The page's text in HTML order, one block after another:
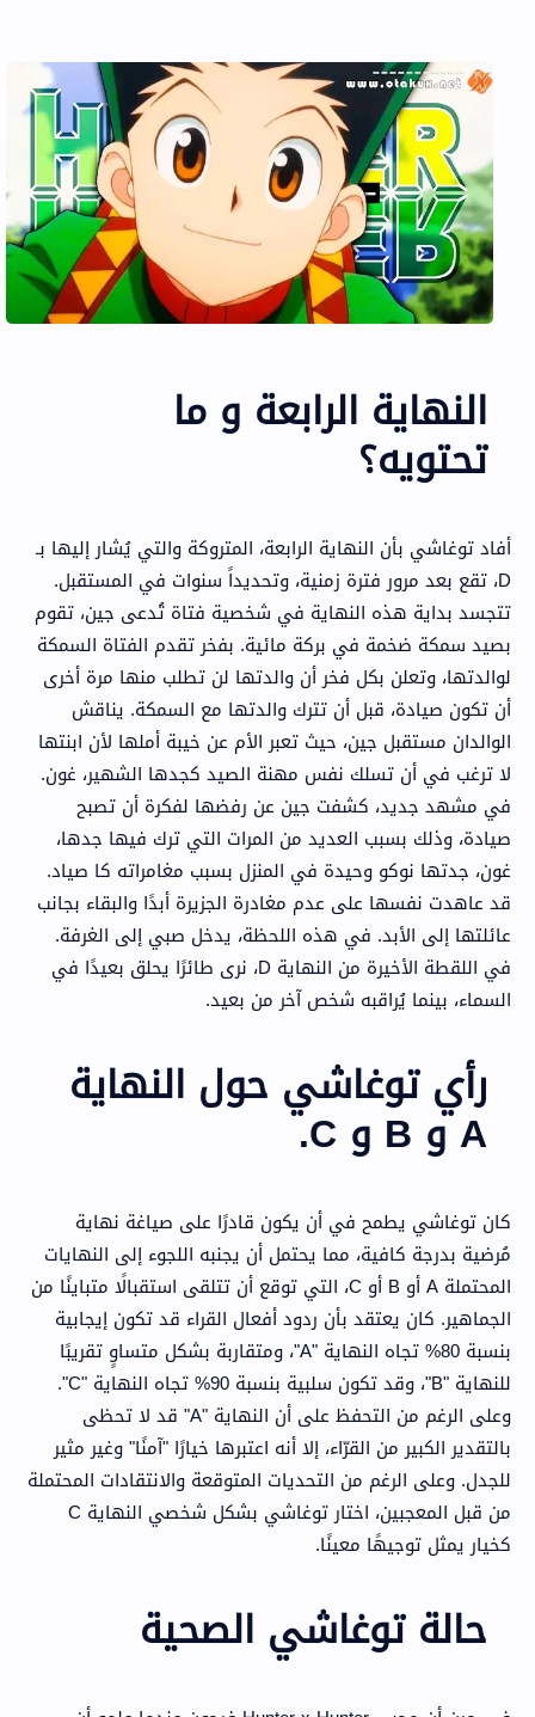
النهاية الرابعة و ما
تحتويه؟
أفاد توغاشي بأن النهاية الرابعة، المتروكة والتي يُشار إليها بـ
D، تقع بعد مرور فترة زمنية، وتحديداً سنوات في المستقبل.
تتجسد بداية هذه النهاية في شخصية فتاة تُدعى جين، تقوم
بصيد سمكة ضخمة في بركة مائية. بفخر تقدم الفتاة السمكة
لوالدتها، وتعلن بكل فخر أن والدتها لن تطلب منها مرة أخرى
أن تكون صيادة، قبل أن تترك والدتها مع السمكة. يناقش
الوالدان مستقبل جين، حيث تعبر الأم عن خيبة أملها لأن ابنتها
لا ترغب في أن تسلك نفس مهنة الصيد كجدها الشهير، غون.
في مشهد جديد، كشفت جين عن رفضها لفكرة أن تصبح
صيادة، وذلك بسبب العديد من المرات التي ترك فيها جدها،
غون، جدتها نوكو وحيدة في المنزل بسبب مغامراته كا صياد.
قد عاهدت نفسها على عدم مغادرة الجزيرة أبدًا والبقاء بجانب
عائلتها إلى الأبد. في هذه اللحظة، يدخل صبي إلى الغرفة.
في اللقطة الأخيرة من النهاية D، نرى طائرًا يحلق بعيدًا في
السماء، بينما يُراقبه شخص آخر من بعيد.
رأي توغاشي حول النهاية
A و B و C.
كان توغاشي يطمح في أن يكون قادرًا على صياغة نهاية
مُرضية بدرجة كافية، مما يحتمل أن يجنبه اللجوء إلى النهايات
المحتملة A أو B أو C، التي توقع أن تتلقى استقبالًا متباينًا من
الجماهير. كان يعتقد بأن ردود أفعال القراء قد تكون إيجابية
بنسبة 80% تجاه النهاية "A"، ومتقاربة بشكل متساوٍ تقريبًا
للنهاية "B"، وقد تكون سلبية بنسبة 90% تجاه النهاية "C".
وعلى الرغم من التحفظ على أن النهاية "A" قد لا تحظى
بالتقدير الكبير من القرّاء، إلا أنه اعتبرها خيارًا "آمنًا" وغير مثير
للجدل. وعلى الرغم من التحديات المتوقعة والانتقادات المحتملة
من قبل المعجبين، اختار توغاشي بشكل شخصي النهاية C
كخيار يمثل توجيهًا معينًا.
حالة توغاشي الصحية